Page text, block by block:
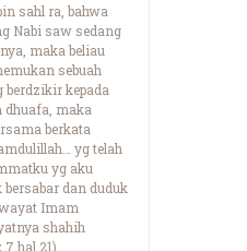
sahl ra, bahwa
Nabi saw sedang
maka beliau
sebuah
berdzikir kepada
maka
berkata
yg telah
yg aku
dan duduk
Imam
shahih
hal 21)